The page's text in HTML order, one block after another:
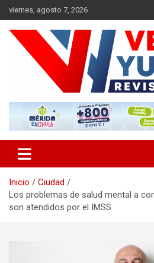
Saltar
al
contenido
viernes, agosto 7, 2026
Vector Yucatán
Inicio
Ciudad
Los problemas de salud mental a
son atendidos por el IMSS